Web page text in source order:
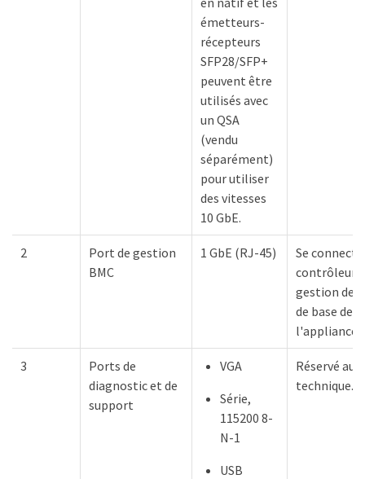
émetteurs-
récepteurs
SFP28/SFP+
peuvent être
utilisés avec
un QSA
(vendu
séparément)
pour utiliser
des vitesses
10 GbE.
2
Port de gestion
BMC
1 GbE (RJ-45)
Se
contrôleur
gestion de
de base de
l'appliance.
3
Ports de
diagnostic et de
support
VGA
Série,
115200 8-
N-1
USB
Réservé au
technique.